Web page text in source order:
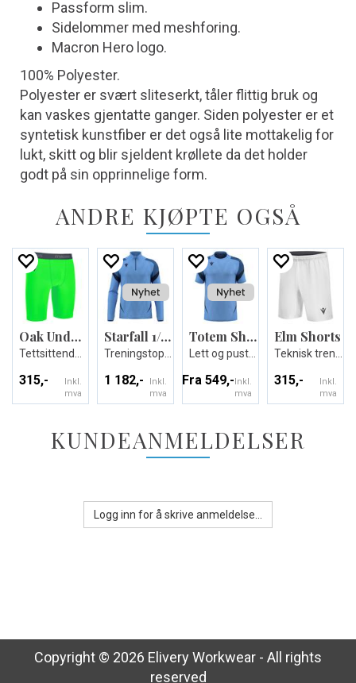
Passform slim.
Sidelommer med meshforing.
Macron Hero logo.
100% Polyester.
Polyester er svært sliteserkt, tåler flittig bruk og
kan vaskes gjentatte ganger. Siden polyester er et
syntetisk kunstfiber er det også lite mottakelig for
lukt, skitt og blir sjeldent krøllete da det holder
godt på sin opprinnelige form.
ANDRE KJØPTE OGSÅ
Oak Undershorts
315,-
Inkl.
mva
Starfall 1/4 zip
1 182,-
Inkl.
mva
Totem Shirt
Lett og pustende spillertrøye
Fra 549,-Inkl.
mva
Elm Shorts
315,-
Inkl.
mva
KUNDEANMELDELSER
Logg inn for å skrive anmeldelse...
Copyright © 2026 Elivery Workwear - All rights
reserved